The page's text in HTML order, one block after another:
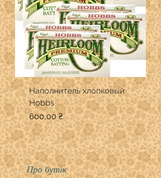
Наполнитель хлопковый
Hobbs
Ціна
600,00 ₴
Про бутік